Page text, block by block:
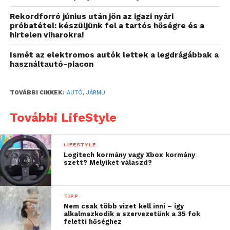
többi pedig már a készülék feladata, mert így
biztonságosan kezelhető a hívásindítás és a fogadás.
Nem utolsósorban pedig sokkal kisebb eséllyel
okozhatunk balesetet, ha megfelelő fókusszal
tudunk a forgalomra koncentrálni és a hatósági
már kivétel nélkül alkalmasak erre a funkcióra, ami
kihangosítók használatát.
Milyen előnyökkel
számolhatunk?
A fentiek tudatában talán a leghasznosabb
képessége, hogy nincs szükség a kezünkre ilyen
téren, ami így kizárólag a kormányra és a
sebességváltóra orientálódhat. Ez teszi lehetővé,
Rekordforró június után jön az igazi nyári
próbatétel: készüljünk fel a tartós hőségre és a
hirtelen viharokra!
Ismét az elektromos autók lettek a legdrágábbak a
használtautó-piacon
TOVÁBBI CIKKEK: AUTÓ, JÁRMŰ
További LifeStyle
LIFESTYLE
Logitech kormány vagy Xbox kormány
szett? Melyiket válaszd?
TIPP
Nem csak több vizet kell inni – így
alkalmazkodik a szervezetünk a 35 fok
feletti hőséghez